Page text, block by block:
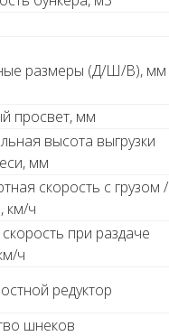
размеры (Д/Ш/В), мм
просвет, мм
высота выгрузки
мм
скорость с грузом /
км/ч
при раздаче
ч
редуктор
шнеков